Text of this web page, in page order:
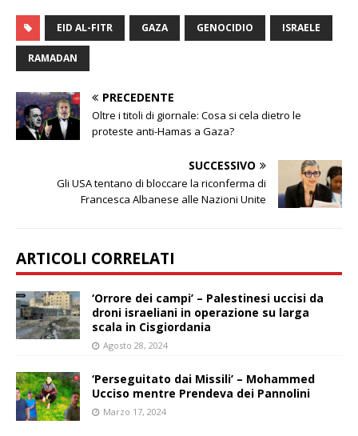
EID AL-FITR GAZA GENOCIDIO ISRAELE
RAMADAN
PRECEDENTE
Oltre i titoli di giornale: Cosa si cela dietro le
proteste anti-Hamas a Gaza?
SUCCESSIVO
Gli USA tentano di bloccare la riconferma di
Francesca Albanese alle Nazioni Unite
ARTICOLI CORRELATI
‘Orrore dei campi’ – Palestinesi uccisi da
droni israeliani in operazione su larga
scala in Cisgiordania
Agosto 28, 2024
‘Perseguitato dai Missili’ – Mohammed
Ucciso mentre Prendeva dei Pannolini
Marzo 17, 2024